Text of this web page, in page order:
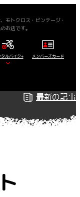
モトクロス・ビンテージ・
お店です。
タルバイク+ メンバーズカード
最新の記事